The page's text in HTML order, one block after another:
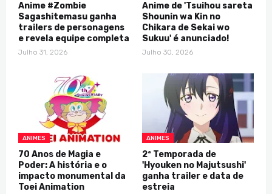
Anime #Zombie
Sagashitemasu ganha
trailers de personagens
e revela equipe completa
Julho 31, 2026
Anime de 'Tsuihou sareta
Shounin wa Kin no
Chikara de Sekai wo
Sukuu' é anunciado!
Julho 30, 2026
ANIMES
70 Anos de Magia e
Poder: A história e o
impacto monumental da
Toei Animation
ANIMES
2ª Temporada de
'Hyouken no Majutsushi'
ganha trailer e data de
estreia